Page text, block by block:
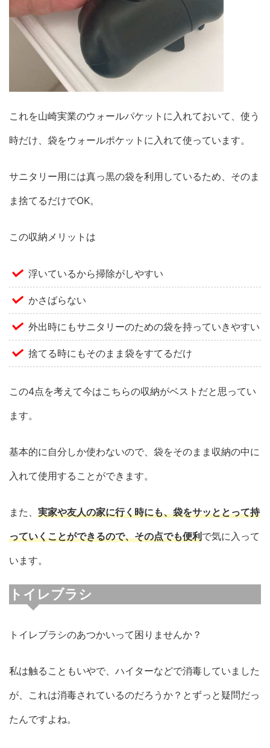
これを山崎実業のウォールパケットに入れておいて、使う
時だけ、袋をウォールポケットに入れて使っています。
サニタリー用には真っ黒の袋を利用しているため、そのま
ま捨てるだけでOK。
この収納メリットは
浮いているから掃除がしやすい
かさばらない
外出時にもサニタリーのための袋を持っていきやすい
捨てる時にもそのまま袋をすてるだけ
この4点を考えて今はこちらの収納がベストだと思ってい
ます。
基本的に自分しか使わないので、袋をそのまま収納の中に
入れて使用することができます。
また、 実家や友人の家に行く時にも、袋をサッととって持
っていくことができるので、その点でも便利で気に入って
います。
トイレブラシ
トイレブラシのあつかいって困りませんか？
私は触ることもいやで、ハイターなどで消毒していました
が、これは消毒されているのだろうか？とずっと疑問だっ
たんですよね。